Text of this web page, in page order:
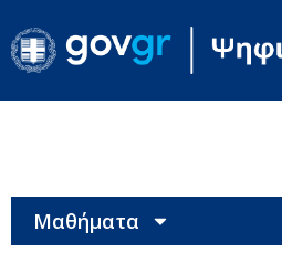
Μαθήματα